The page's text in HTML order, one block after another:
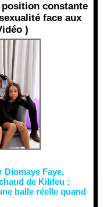
constante
face aux
)
Diomaye Faye,
de Kilifeu :
balle réelle quand